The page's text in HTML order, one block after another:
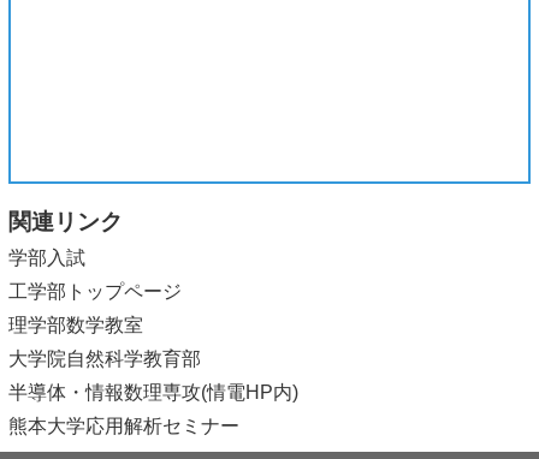
関連リンク
学部入試
工学部トップページ
理学部数学教室
大学院自然科学教育部
半導体・情報数理専攻(情電HP内)
熊本大学応用解析セミナー